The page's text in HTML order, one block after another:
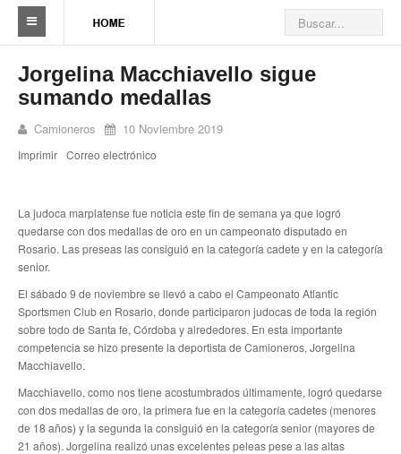
Sindicato
Reseña histórica
Autoridades
Seccionales
Ramas por actividad
Galería de Delegaciones y Seccionales
Galería de videos
Videos de prevención
Noticias de Delegaciones y Seccionales
Jorgelina Macchiavello sigue
sumando medallas
Camioneros 10 Noviembre 2019
Imprimir Correo electrónico
La judoca marplatense fue noticia este fin de semana ya que logró
quedarse con dos medallas de oro en un campeonato disputado en
Rosario. Las preseas las consiguió en la categoría cadete y en la categoría
senior.
El sábado 9 de noviembre se llevó a cabo el Campeonato Atlantic
Sportsmen Club en Rosario, donde participaron judocas de toda la región
sobre todo de Santa fe, Córdoba y alrededores. En esta importante
competencia se hizo presente la deportista de Camioneros, Jorgelina
Macchiavello.
Macchiavello, como nos tiene acostumbrados últimamente, logró quedarse
con dos medallas de oro, la primera fue en la categoría cadetes (menores
de 18 años) y la segunda la consiguió en la categoría senior (mayores de
21 años). Jorgelina realizó unas excelentes peleas pese a las altas